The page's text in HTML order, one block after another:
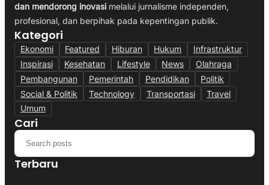
dan mendorong inovasi melalui jurnalisme independen,
profesional, dan berpihak pada kepentingan publik.
Kategori
Ekonomi Featured Hiburan Hukum
Infrastruktur
Inspirasi
Kesehatan Lifestyle News
Olahraga
Pembangunan
Pemerintah Pendidikan
Politik
Social & Politik
Technology Transportasi
Travel
Umum
Cari
Terbaru